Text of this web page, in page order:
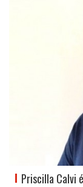
Priscilla Calvi